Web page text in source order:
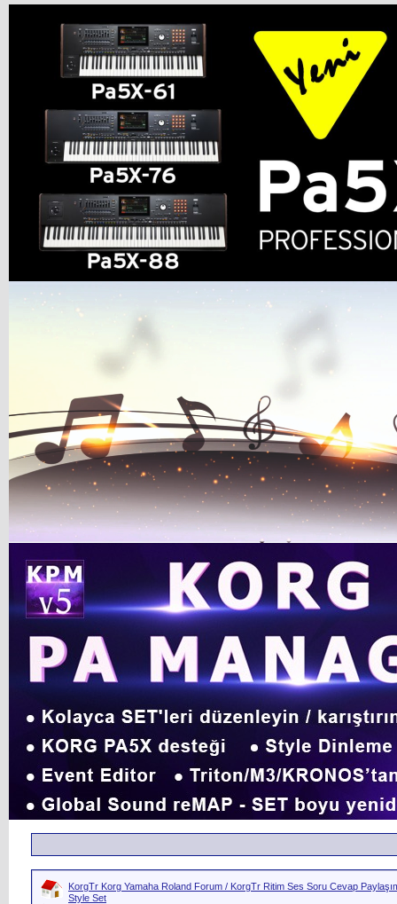
KorgTr Korg Yamaha Roland Forum / KorgTr Ritim Ses Soru Cevap
Style Set